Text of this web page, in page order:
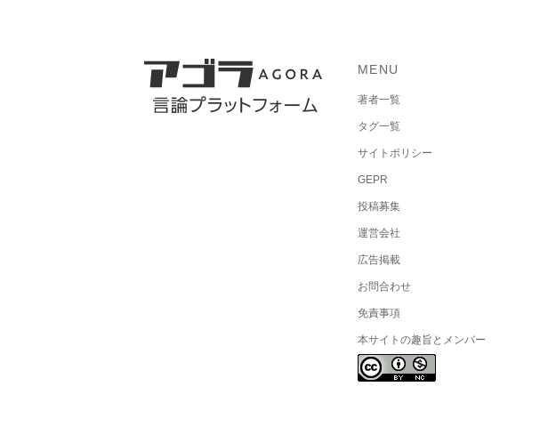
MENU
著者一覧
タグ一覧
サイトポリシー
GEPR
投稿募集
運営会社
広告掲載
お問合わせ
免責事項
本サイトの趣旨とメンバー